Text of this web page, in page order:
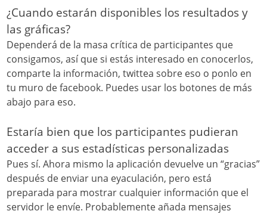
¿Cuando estarán disponibles los resultados y
las gráficas?
Dependerá de la masa crítica de participantes que
consigamos, así que si estás interesado en conocerlos,
comparte la información, twittea sobre eso o ponlo en
tu muro de facebook. Puedes usar los botones de más
abajo para eso.
Estaría bien que los participantes pudieran
acceder a sus estadísticas personalizadas
Pues sí. Ahora mismo la aplicación devuelve un “gracias”
después de enviar una eyaculación, pero está
preparada para mostrar cualquier información que el
servidor le envíe. Probablemente añada mensajes